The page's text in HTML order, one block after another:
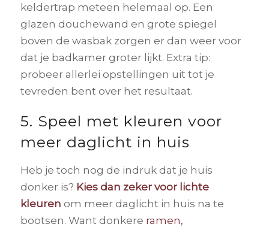
keldertrap meteen helemaal op. Een
glazen douchewand en grote spiegel
boven de wasbak zorgen er dan weer voor
dat je badkamer groter lijkt. Extra tip:
probeer allerlei opstellingen uit tot je
tevreden bent over het resultaat.
5. Speel met kleuren voor
meer daglicht in huis
Heb je toch nog de indruk dat je huis
donker is? Kies dan zeker voor lichte
kleuren om meer daglicht in huis na te
bootsen. Want donkere ramen,